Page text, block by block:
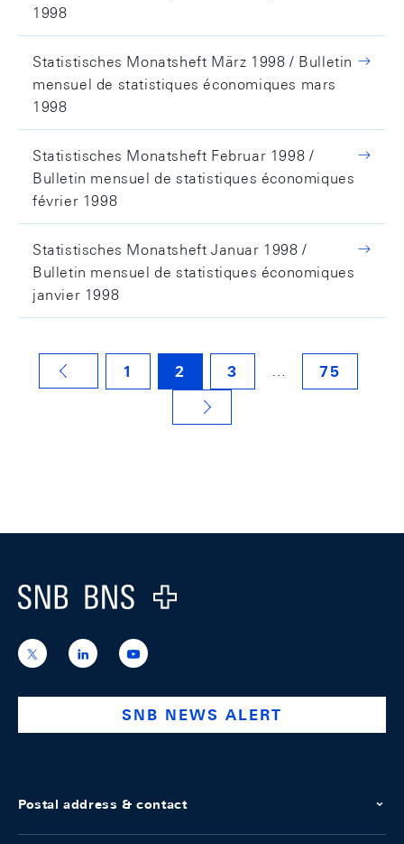
1998
Statistisches Monatsheft März 1998 / Bulletin
mensuel de statistiques économiques mars
1998
Statistisches Monatsheft Februar 1998 /
Bulletin mensuel de statistiques économiques
février 1998
Statistisches Monatsheft Januar 1998 /
Bulletin mensuel de statistiques économiques
janvier 1998
1 2 3 75
Footer
Logo
https://x.com/snb_bns
https://ch.linkedin.com/company/swiss-
national-
https://www.youtube.com/
SNB NEWS ALERT
Postal address & contact